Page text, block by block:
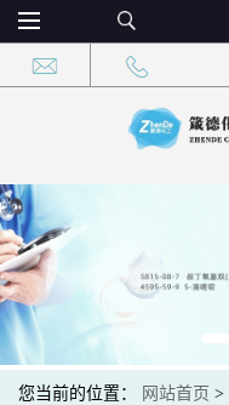
您当前的位置： 网站首页 >